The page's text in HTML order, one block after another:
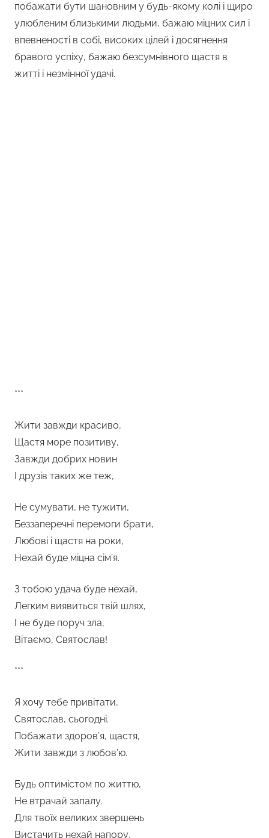
побажати бути шановним у будь-якому колі і щиро
улюбленим близькими людьми, бажаю міцних сил і
впевненості в собі, високих цілей і досягнення
бравого успіху, бажаю безсумнівного щастя в
житті і незмінної удачі.
***
Жити завжди красиво,
Щастя море позитиву,
Завжди добрих новин
І друзів таких же теж,
Не сумувати, не тужити,
Беззаперечні перемоги брати,
Любові і щастя на роки,
Нехай буде міцна сім’я.
З тобою удача буде нехай,
Легким виявиться твій шлях,
І не буде поруч зла,
Вітаємо, Святослав!
***
Я хочу тебе привітати,
Святослав, сьогодні.
Побажати здоров’я, щастя,
Жити завжди з любов’ю.
Будь оптимістом по життю,
Не втрачай запалу.
Для твоїх великих звершень
Вистачить нехай напору.